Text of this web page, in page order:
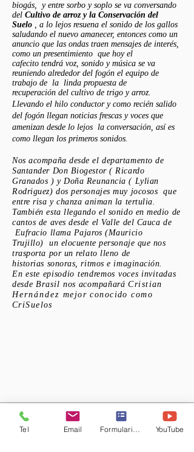
biogás, y entre sorbo y soplo se va conversando
del Cultivo de arroz y la Conservación del
Suelo , a lo lejos resuena el sonido de los gallos
saludando el nuevo amanecer, entonces como un
anuncio que las ondas traen mensajes de interés,
como un presentimiento que hoy el
cafecito tendrá voz, sonido y música se va
reuniendo alrededor del fogón el equipo de
trabajo de la linda propuesta de
recuperación del cultivo de trigo y arroz.
Llevando el hilo conductor y como recién salido
del fogón llegan noticias frescas y voces que
amenizan desde lo lejos la conversación, asíes
como llegan los primeros sonidos.
Nos acompaña desde el departamento de
Santander Don Biogestor ( Ricardo
Granados ) y Doña Reunancia ( Lylian
Rodriguez) dos personajes muy jocosos que
entre risa y chanza animan la tertulia.
También esta llegando el sonido en medio de
cantos de aves desde el Valle del Cauca de
Eufracio llama Pajaros (Mauricio
Trujillo) un elocuente personaje que nos
trasporta por un relato lleno de
historias sonoras, ritmos e imaginación.
En este episodio tendremos voces invitadas
desdeBrasil nos acompañaráCristian
Hernández mejor conocido como
CriSuelos
Asíes como nuestro 10°
ha llegado a su fin ,
dejando las puertas abiertas para seguir
Tel Email YouTube